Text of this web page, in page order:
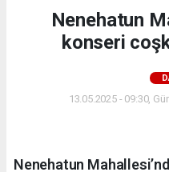
Nenehatun
konseri
13.05.2025 - 09:30,
Nenehatun